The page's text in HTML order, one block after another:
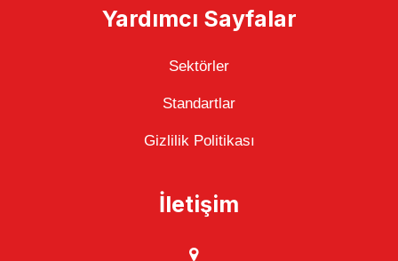
Yardımcı Sayfalar
Sektörler
Standartlar
Gizlilik Politikası
İletişim